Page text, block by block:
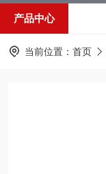
产品中心
当前位置： 首页